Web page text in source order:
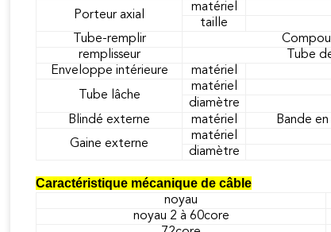
Porteur axial
matériel
taille
Tube-remplir
remplisseur
Tube
Enveloppe intérieure
matériel
Tube lâche
matériel
diamètre
Blindé externe
matériel
Bande
Gaine externe
matériel
diamètre
Caractéristique mécanique de câble
noyau
noyau 2 à 60core